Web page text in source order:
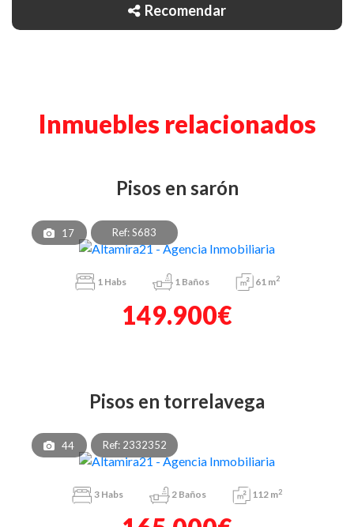
Recomendar
Inmuebles relacionados
pisos en sarón
17 Ref: S683
1 Habs 1 Baños 61 m2
149.900€
pisos en torrelavega
44 Ref: 2332352
3 Habs 2 Baños 112 m2